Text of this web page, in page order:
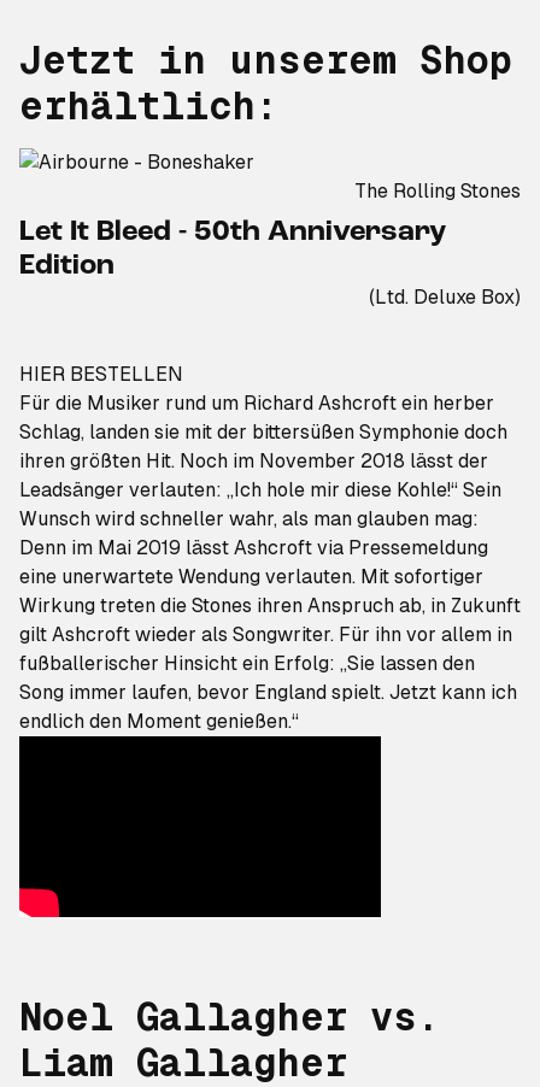
Jetzt in unserem Shop
erhältlich:
The Rolling Stones
Let It Bleed - 50th Anniversary
Edition
(Ltd. Deluxe Box)
HIER BESTELLEN
Für die Musiker rund um Richard Ashcroft ein herber
Schlag, landen sie mit der bittersüßen Symphonie doch
ihren größten Hit. Noch im November 2018 lässt der
Leadsänger verlauten: „Ich hole mir diese Kohle!“ Sein
Wunsch wird schneller wahr, als man glauben mag:
Denn im Mai 2019 lässt Ashcroft via Pressemeldung
eine unerwartete Wendung verlauten. Mit sofortiger
Wirkung treten die Stones ihren Anspruch ab, in Zukunft
gilt Ashcroft wieder als Songwriter. Für ihn vor allem in
fußballerischer Hinsicht ein Erfolg: „Sie lassen den
Song immer laufen, bevor England spielt. Jetzt kann ich
endlich den Moment genießen.“
Noel Gallagher vs.
Liam Gallagher